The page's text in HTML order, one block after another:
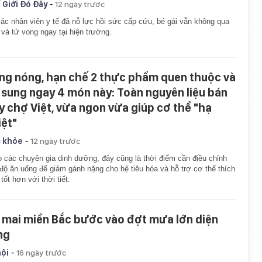
Giới Đó Đây- 12 ngày trước
nhân viên y tế đã nỗ lực hồi sức cấp cứu, bé gái vẫn không qua
tử vong ngay tại hiện trường.
nóng, hạn chế 2 thực phẩm quen thuộc và
ngay 4 món này: Toàn nguyên liệu bán
chợ Việt, vừa ngon vừa giúp cơ thể "hạ
khỏe - 12 ngày trước
các chuyên gia dinh dưỡng, đây cũng là thời điểm cần điều chỉnh
ăn uống để giảm gánh nặng cho hệ tiêu hóa và hỗ trợ cơ thể thích
tốt hơn với thời tiết.
miền Bắc bước vào đợt mưa lớn diện
- 16 ngày trước